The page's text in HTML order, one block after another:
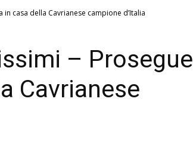
Voce
casa della Cavrianese campione d’Italia
– Prosegue
Cavrianese